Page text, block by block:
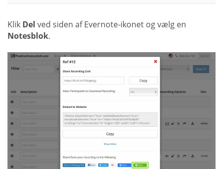
Klik Del ved siden af Evernote-ikonet og vælg en
Notesblok.